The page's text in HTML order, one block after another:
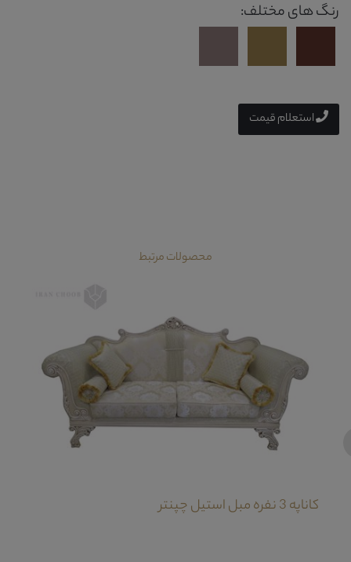
رنگ های مختلف:
استعلام قیمت
محصولات مرتبط
کاناپه 3 نفره مبل استیل چپنتر
‹